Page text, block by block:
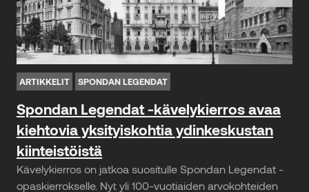
ARTIKKELIT SPONDAN LEGENDAT
Spondan Legendat -kävelykierros avaa
kiehtovia yksityiskohtia ydinkeskustan
kiinteistöistä
Kävelykierros on jatkoa suositulle Spondan Legendat -
opaskierrokselle. Nyt yli 100-vuotiaiden arvokohteiden